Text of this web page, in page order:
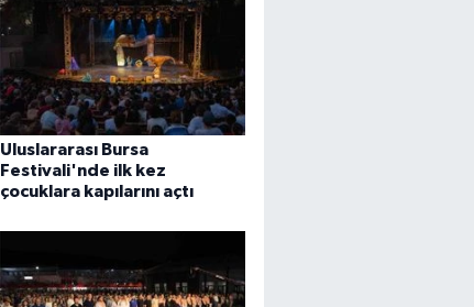
Uluslararası Bursa
Festivali'nde ilk kez
çocuklara kapılarını açtı